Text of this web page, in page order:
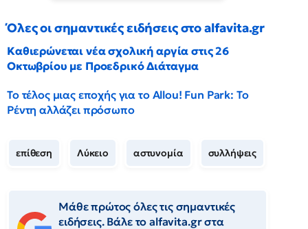
Όλες οι σημαντικές ειδήσεις στο alfavita.gr
Καθιερώνεται νέα σχολική αργία στις 26
Οκτωβρίου με Προεδρικό Διάταγμα
Το τέλος μιας εποχής για το Allou! Fun Park: Το
Ρέντη αλλάζει πρόσωπο
επίθεση Λύκειο αστυνομία συλλήψεις
Μάθε πρώτος όλες τις σημαντικές
ειδήσεις. Βάλε το alfavita.gr στα